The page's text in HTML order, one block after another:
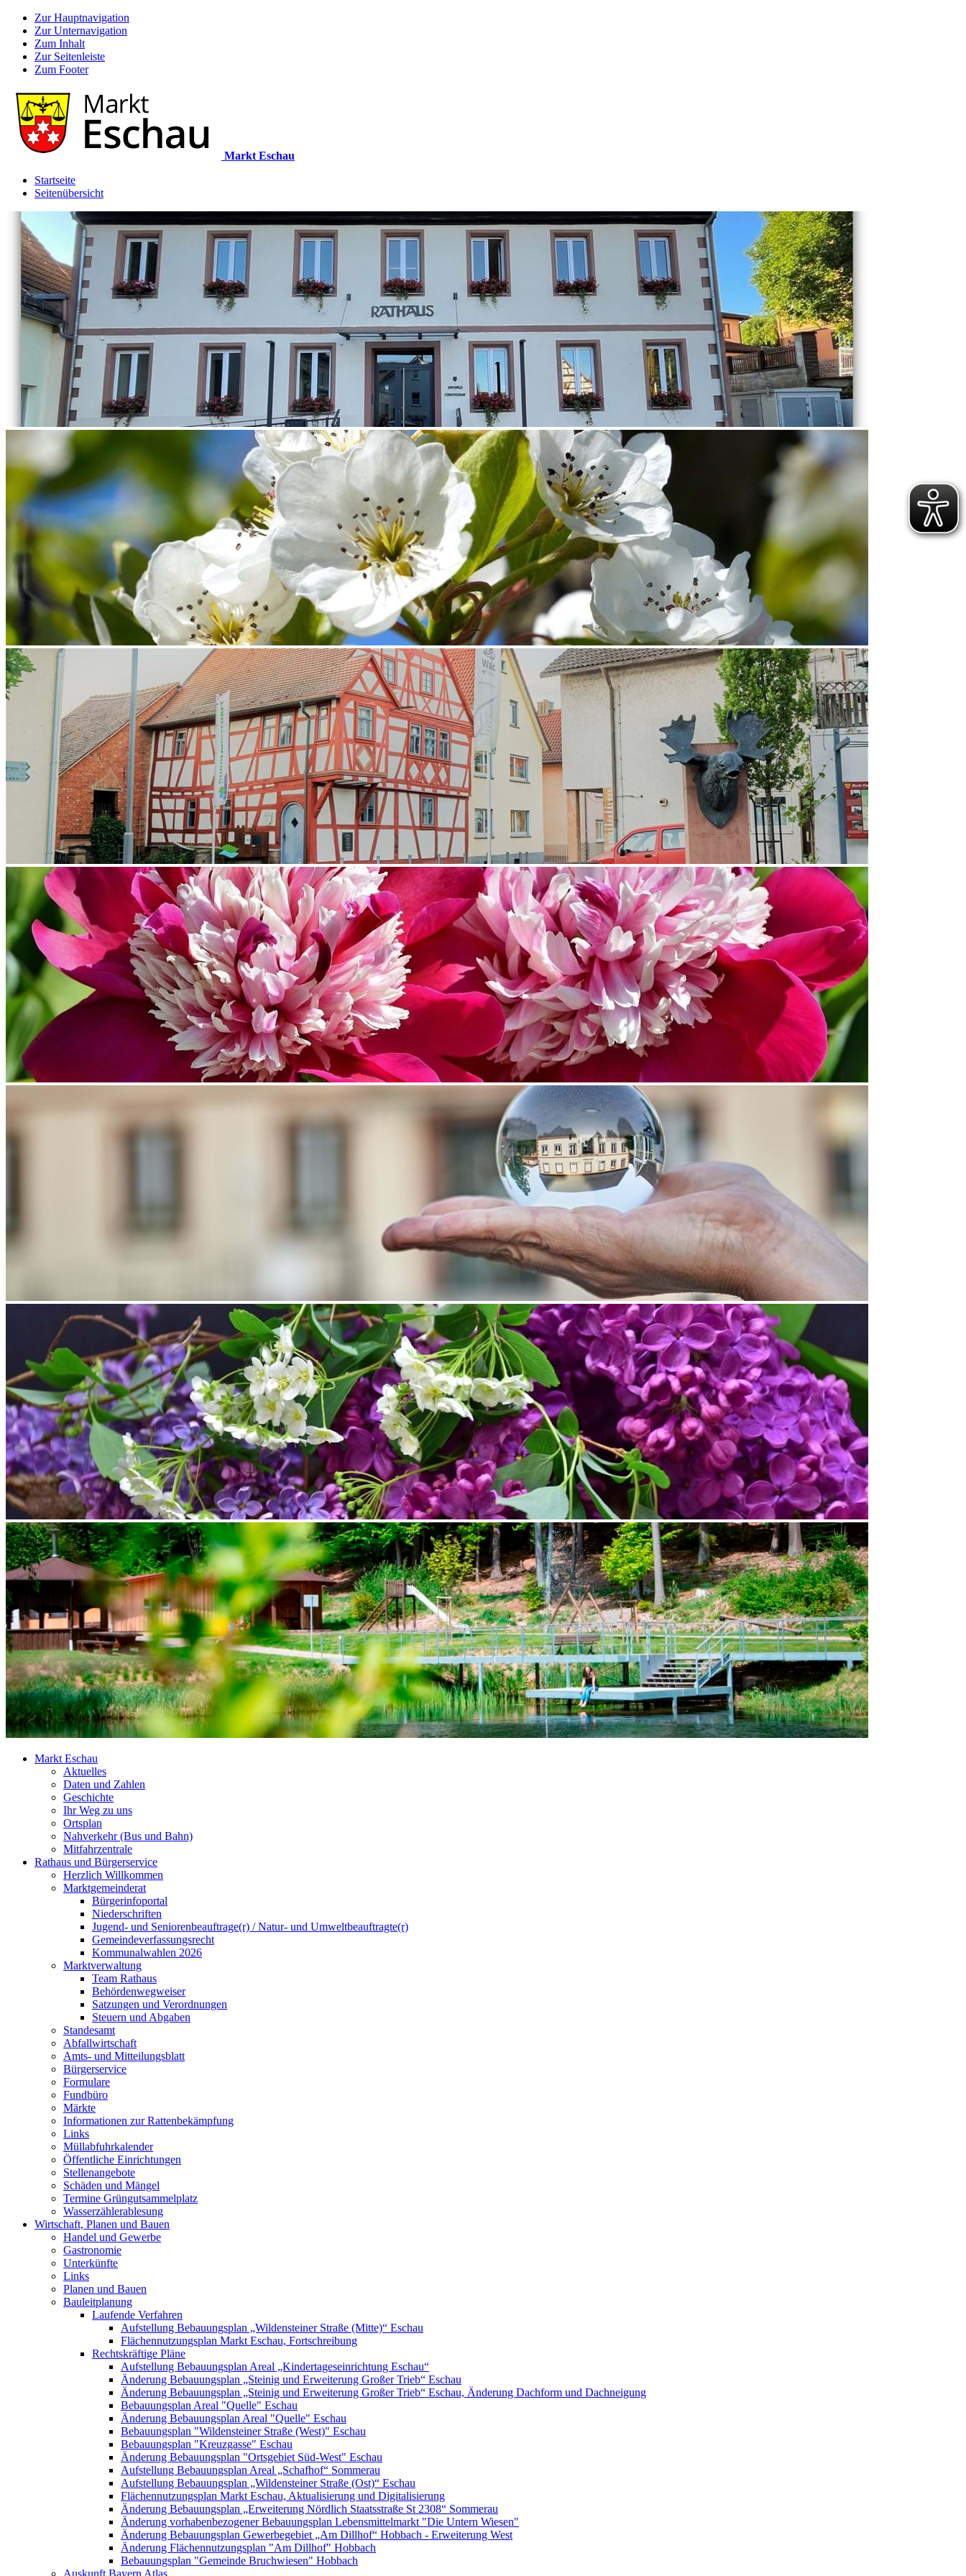
Zur Hauptnavigation
Zur Unternavigation
Zum Inhalt
Zur Seitenleiste
Zum Footer
Markt Eschau
Startseite
Seitenübersicht
Markt Eschau
Aktuelles
Daten und Zahlen
Geschichte
Ihr Weg zu uns
Ortsplan
Nahverkehr (Bus und Bahn)
Mitfahrzentrale
Rathaus und Bürgerservice
Herzlich Willkommen
Marktgemeinderat
Bürgerinfoportal
Niederschriften
Jugend- und Seniorenbeauftrage(r) / Natur- und Umweltbeauftragte(r)
Gemeindeverfassungsrecht
Kommunalwahlen 2026
Marktverwaltung
Team Rathaus
Behördenwegweiser
Satzungen und Verordnungen
Steuern und Abgaben
Standesamt
Abfallwirtschaft
Amts- und Mitteilungsblatt
Bürgerservice
Formulare
Fundbüro
Märkte
Informationen zur Rattenbekämpfung
Links
Müllabfuhrkalender
Öffentliche Einrichtungen
Stellenangebote
Schäden und Mängel
Termine Grüngutsammelplatz
Wasserzählerablesung
Wirtschaft, Planen und Bauen
Handel und Gewerbe
Gastronomie
Unterkünfte
Links
Planen und Bauen
Bauleitplanung
Laufende Verfahren
Aufstellung Bebauungsplan „Wildensteiner Straße (Mitte)“ Eschau
Flächennutzungsplan Markt Eschau, Fortschreibung
Rechtskräftige Pläne
Aufstellung Bebauungsplan Areal „Kindertageseinrichtung Eschau“
Änderung Bebauungsplan „Steinig und Erweiterung Großer Trieb“ Eschau
Änderung Bebauungsplan „Steinig und Erweiterung Großer Trieb“ Eschau, Änderung Dachform und Dachneigung
Bebauungsplan Areal "Quelle" Eschau
Änderung Bebauungsplan Areal "Quelle" Eschau
Bebauungsplan "Wildensteiner Straße (West)" Eschau
Bebauungsplan "Kreuzgasse" Eschau
Änderung Bebauungsplan "Ortsgebiet Süd-West" Eschau
Aufstellung Bebauungsplan Areal „Schafhof“ Sommerau
Aufstellung Bebauungsplan „Wildensteiner Straße (Ost)“ Eschau
Flächennutzungsplan Markt Eschau, Aktualisierung und Digitalisierung
Änderung Bebauungsplan „Erweiterung Nördlich Staatsstraße St 2308“ Sommerau
Änderung vorhabenbezogener Bebauungsplan Lebensmittelmarkt "Die Untern Wiesen"
Änderung Bebauungsplan Gewerbegebiet „Am Dillhof“ Hobbach - Erweiterung West
Änderung Flächennutzungsplan "Am Dillhof" Hobbach
Bebauungsplan "Gemeinde Bruchwiesen" Hobbach
Auskunft Bayern Atlas